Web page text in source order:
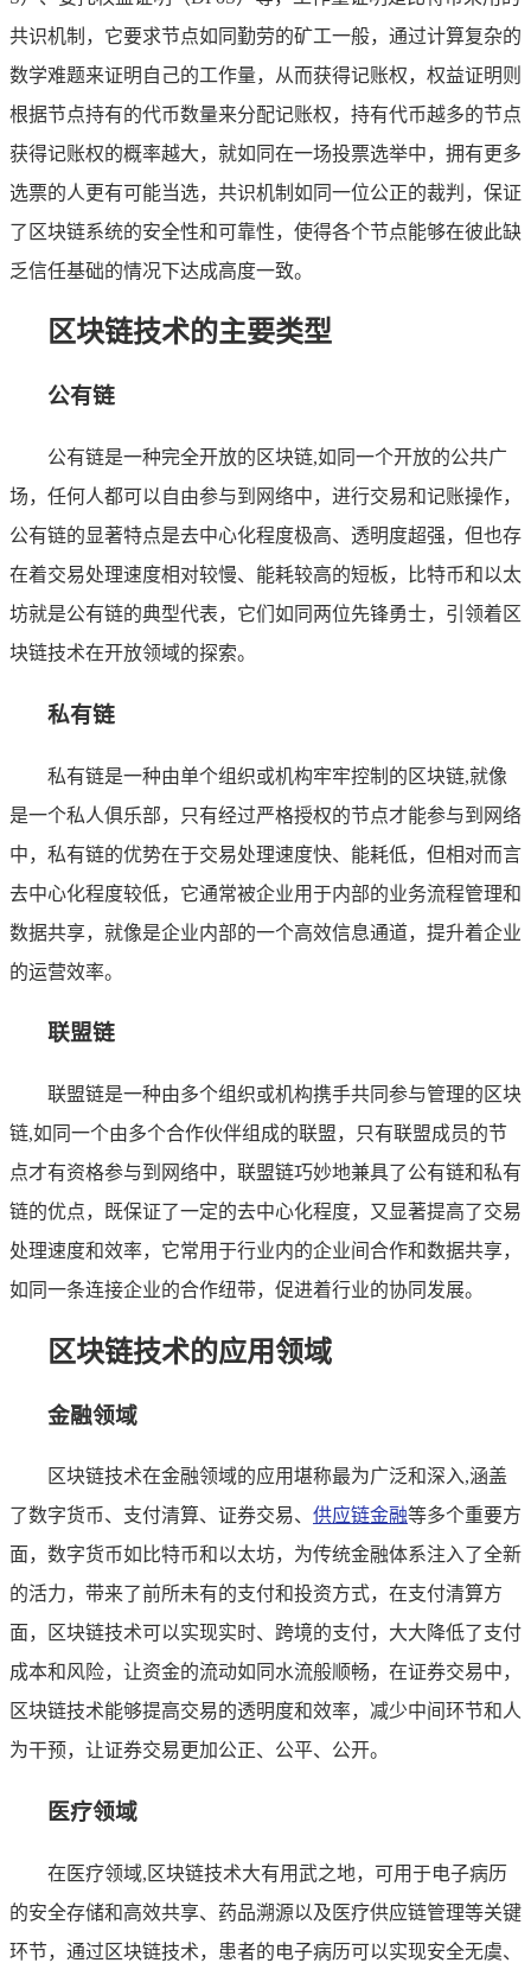
共识机制，它要求节点如同勤劳的矿工一般，通过计算复杂的
数学难题来证明自己的工作量，从而获得记账权，权益证明则
根据节点持有的代币数量来分配记账权，持有代币越多的节点
获得记账权的概率越大，就如同在一场投票选举中，拥有更多
选票的人更有可能当选，共识机制如同一位公正的裁判，保证
了区块链系统的安全性和可靠性，使得各个节点能够在彼此缺
乏信任基础的情况下达成高度一致。
区块链技术的主要类型
公有链
公有链是一种完全开放的区块链,如同一个开放的公共广
场，任何人都可以自由参与到网络中，进行交易和记账操作，
公有链的显著特点是去中心化程度极高、透明度超强，但也存
在着交易处理速度相对较慢、能耗较高的短板，比特币和以太
坊就是公有链的典型代表，它们如同两位先锋勇士，引领着区
块链技术在开放领域的探索。
私有链
私有链是一种由单个组织或机构牢牢控制的区块链,就像
是一个私人俱乐部，只有经过严格授权的节点才能参与到网络
中，私有链的优势在于交易处理速度快、能耗低，但相对而言
去中心化程度较低，它通常被企业用于内部的业务流程管理和
数据共享，就像是企业内部的一个高效信息通道，提升着企业
的运营效率。
联盟链
联盟链是一种由多个组织或机构携手共同参与管理的区块
链,如同一个由多个合作伙伴组成的联盟，只有联盟成员的节
点才有资格参与到网络中，联盟链巧妙地兼具了公有链和私有
链的优点，既保证了一定的去中心化程度，又显著提高了交易
处理速度和效率，它常用于行业内的企业间合作和数据共享，
如同一条连接企业的合作纽带，促进着行业的协同发展。
区块链技术的应用领域
金融领域
区块链技术在金融领域的应用堪称最为广泛和深入,涵盖
了数字货币、支付清算、证券交易、 供应链金融等多个重要方
面，数字货币如比特币和以太坊，为传统金融体系注入了全新
的活力，带来了前所未有的支付和投资方式，在支付清算方
面，区块链技术可以实现实时、跨境的支付，大大降低了支付
成本和风险，让资金的流动如同水流般顺畅，在证券交易中，
区块链技术能够提高交易的透明度和效率，减少中间环节和人
为干预，让证券交易更加公正、公平、公开。
医疗领域
在医疗领域,区块链技术大有用武之地，可用于电子病历
的安全存储和高效共享、药品溯源以及医疗供应链管理等关键
环节，通过区块链技术，患者的电子病历可以实现安全无虞、